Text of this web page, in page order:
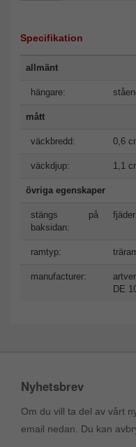
Specifikation
allmänt
hängare:
mått
väckbredd: 0,6
väckdjup: 1,1
övriga egenskaper
stängs på
baksidan:
fjäder
ramtyp:
manufacturer:
DE
Nyhetsbrev
Om du vill ta del av vårt
email nedan. Du kan